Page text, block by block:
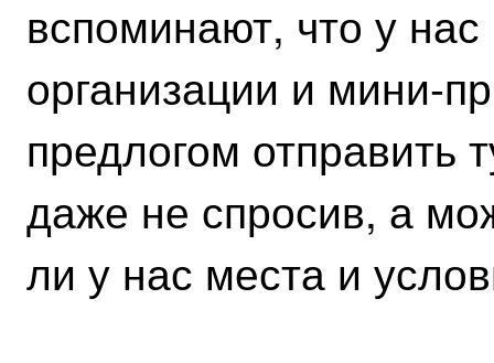
вспоминают, что у
организации и мини-
предлогом отправить
даже не спросив, а
ли у нас места и